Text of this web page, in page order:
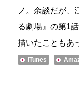
ノ。余談だが、
る劇場』の第1
描いたこともあ
iTunes